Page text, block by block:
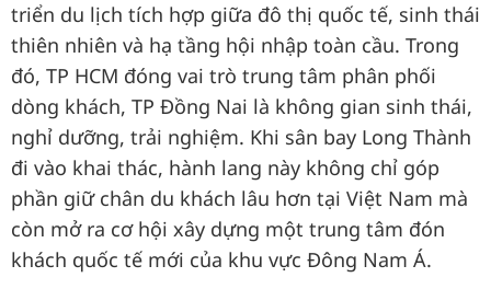
triển du lịch tích hợp giữa đô thị quốc tế, sinh thái
thiên nhiên và hạ tầng hội nhập toàn cầu. Trong
đó, TP HCM đóng vai trò trung tâm phân phối
dòng khách, TP Đồng Nai là không gian sinh thái,
nghỉ dưỡng, trải nghiệm. Khi sân bay Long Thành
đi vào khai thác, hành lang này không chỉ góp
phần giữ chân du khách lâu hơn tại Việt Nam mà
còn mở ra cơ hội xây dựng một trung tâm đón
khách quốc tế mới của khu vực Đông Nam Á.